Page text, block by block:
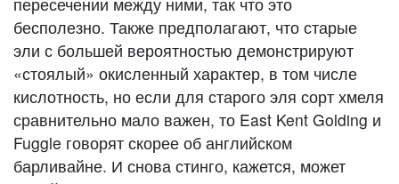
бесполезно. Также предполагают, что старые
эли с большей вероятностью демонстрируют
«стоялый» окисленный характер, в том числе
кислотность, но если для старого эля сорт хмеля
сравнительно мало важен, то East Kent Golding и
Fuggle говорят скорее об английском
барливайне. И снова стинго, кажется, может